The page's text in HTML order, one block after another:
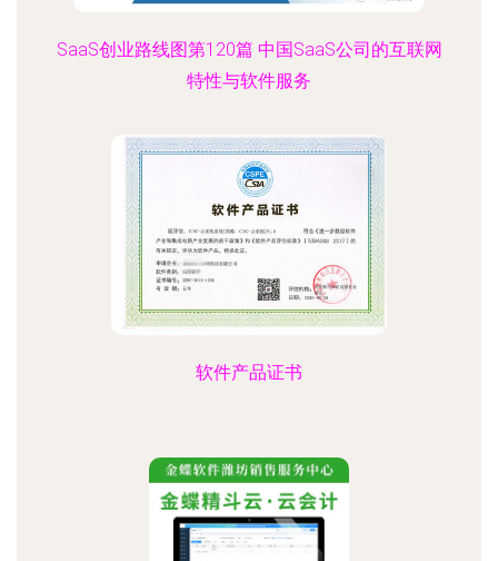
SaaS创业路线图第120篇 中国SaaS公司的互联网
特性与软件服务
软件产品证书